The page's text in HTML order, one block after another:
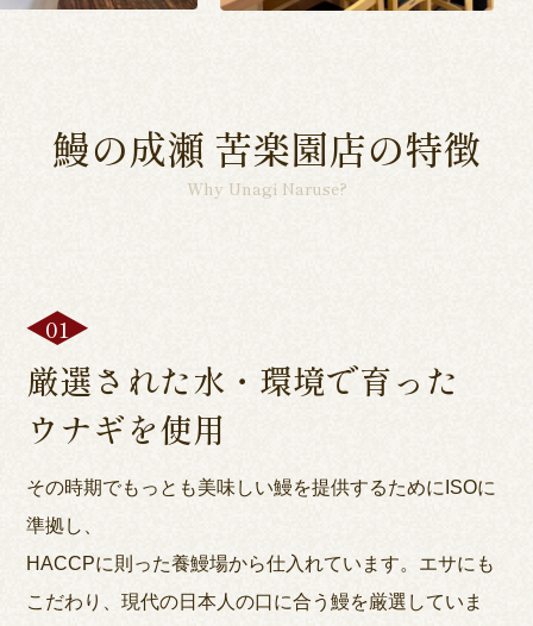
鰻の成瀬 苦楽園店の特徴
Why Unagi Naruse?
厳選された水・環境で育った
ウナギを使用
その時期でもっとも美味しい鰻を提供するためにISOに
準拠し、
HACCPに則った養鰻場から仕入れています。エサにも
こだわり、現代の日本人の口に合う鰻を厳選していま